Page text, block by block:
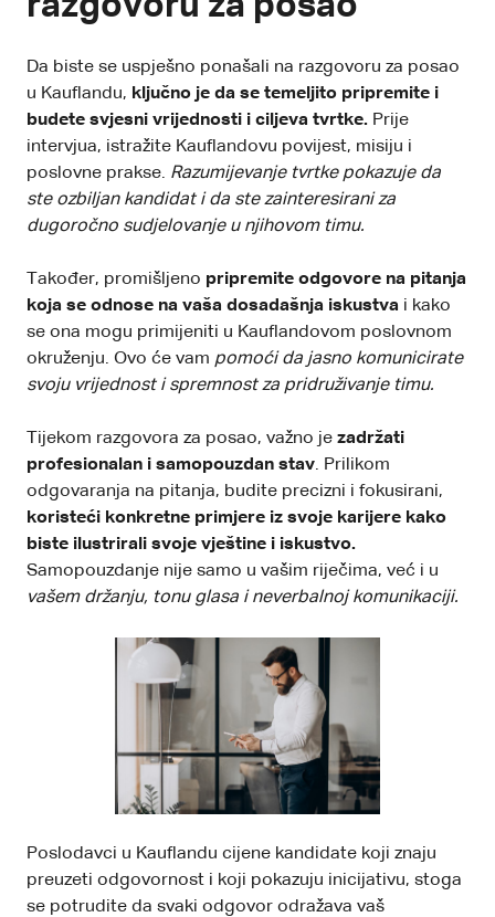
Da biste se uspješno ponašali na razgovoru za posao
u Kauflandu, ključno je da se temeljito pripremite i
budete svjesni vrijednosti i ciljeva tvrtke. Prije
intervjua, istražite Kauflandovu povijest, misiju i
poslovne prakse. Razumijevanje tvrtke pokazuje da
ste ozbiljan kandidat i da ste zainteresirani za
dugoročno sudjelovanje u njihovom timu.
Također, promišljeno pripremite odgovore na pitanja
koja se odnose na vaša dosadašnja iskustva i kako
se ona mogu primijeniti u Kauflandovom poslovnom
okruženju. Ovo će vam pomoći da jasno komunicirate
svoju vrijednosti spremnost za pridruživanje timu.
Tijekom razgovora za posao, važno je zadržati
profesionalan i samopouzdan stav. Prilikom
odgovaranja na pitanja, budite precizni i fokusirani,
koristeći konkretne primjere iz svoje karijere kako
biste ilustrirali svoje vještine i iskustvo.
Samopouzdanje nije samo u vašim riječima, već i u
vašem držanju, tonu glasa i neverbalnoj komunikaciji.
Poslodavci u Kauflandu cijene kandidate koji znaju
preuzeti odgovornost i koji pokazuju inicijativu, stoga
se potrudite da svaki odgovor odražava vaš